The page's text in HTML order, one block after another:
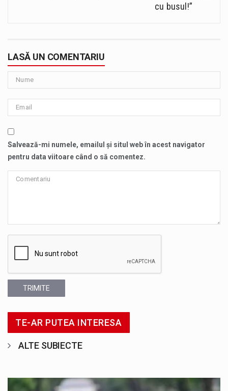
cu busul!”
LASĂ UN COMENTARIU
Salvează-mi numele, emailul și situl web în acest navigator
pentru data viitoare când o să comentez.
TRIMITE
TE-AR PUTEA INTERESA
ALTE SUBIECTE